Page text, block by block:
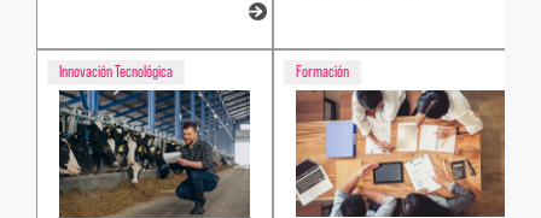
Innovación Tecnológica Formación